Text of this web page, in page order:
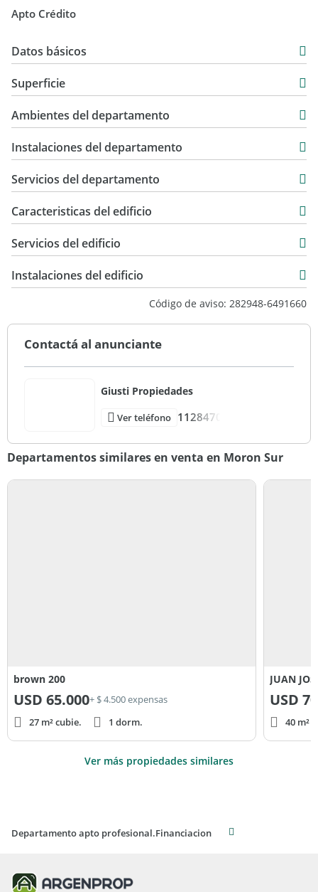
Apto Crédito
Datos básicos
Venta
USD 55.000
Superficie
50 m2
93 m2
Ambientes del departamento
Instalaciones del departamento
Servicios del departamento
Caracteristicas del edificio
2
8
Vista ciudad
Servicios del edificio
Instalaciones del edificio
Código de aviso: 282948-6491660
Contactá al anunciante
Giusti Propiedades
Ver teléfono 1128470
Departamentos similares en venta en Moron Sur
brown 200
USD 65.000+ $ 4.500 expensas
27 m² cubie.
1 dorm.
USD
40 m²
Ver más propiedades similares
Departamento apto profesional.Financiacion